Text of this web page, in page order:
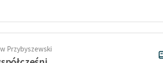
Przybyszewski